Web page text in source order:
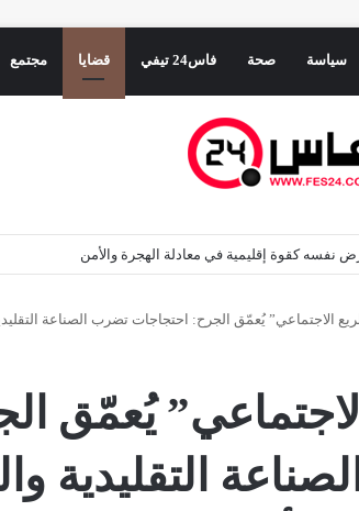
سياسة صحة فاس24 تيفي قضايا مجتمع
نفسه كقوة إقليمية في معادلة الهجرة والأمن
الاجتماعي” يُعمّق الجرح: احتجاجات تضرب الصناعة
يُعمّق
التقليدية